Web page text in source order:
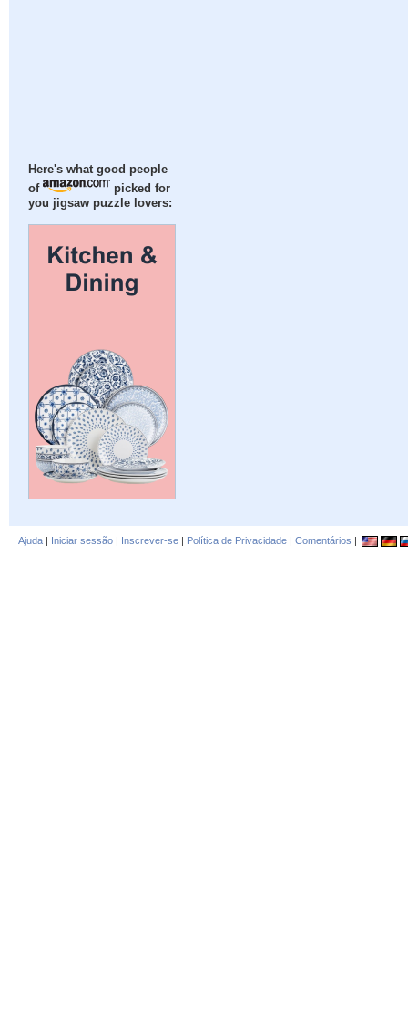
Here's what good people
of
picked for
you jigsaw puzzle lovers:
Ajuda | Iniciar sessão | Inscrever-se | Política de Privacidade | Comentários |